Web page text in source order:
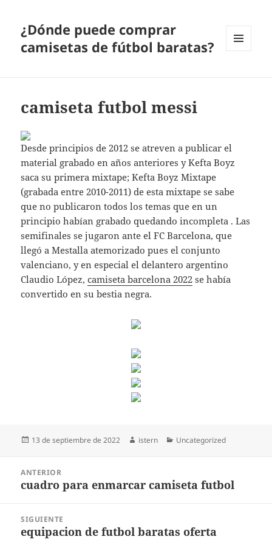
¿Dónde puede comprar
camisetas de fútbol baratas?
camiseta futbol messi
Desde principios de 2012 se atreven a publicar el
material grabado en años anteriores y Kefta Boyz
saca su primera mixtape; Kefta Boyz Mixtape
(grabada entre 2010-2011) de esta mixtape se sabe
que no publicaron todos los temas que en un
principio habían grabado quedando incompleta . Las
semifinales se jugaron ante el FC Barcelona, que
llegó a Mestalla atemorizado pues el conjunto
valenciano, y en especial el delantero argentino
Claudio López,camiseta barcelona 2022 se había
convertido en su bestia negra.
Publicado
13 de septiembre de 2022 Autor
istern Categorías
Uncategorized
entradas
ANTERIOR
Entrada
cuadro para enmarcar camiseta futbol
SIGUIENTE
Entrada
equipacion de futbol baratas oferta